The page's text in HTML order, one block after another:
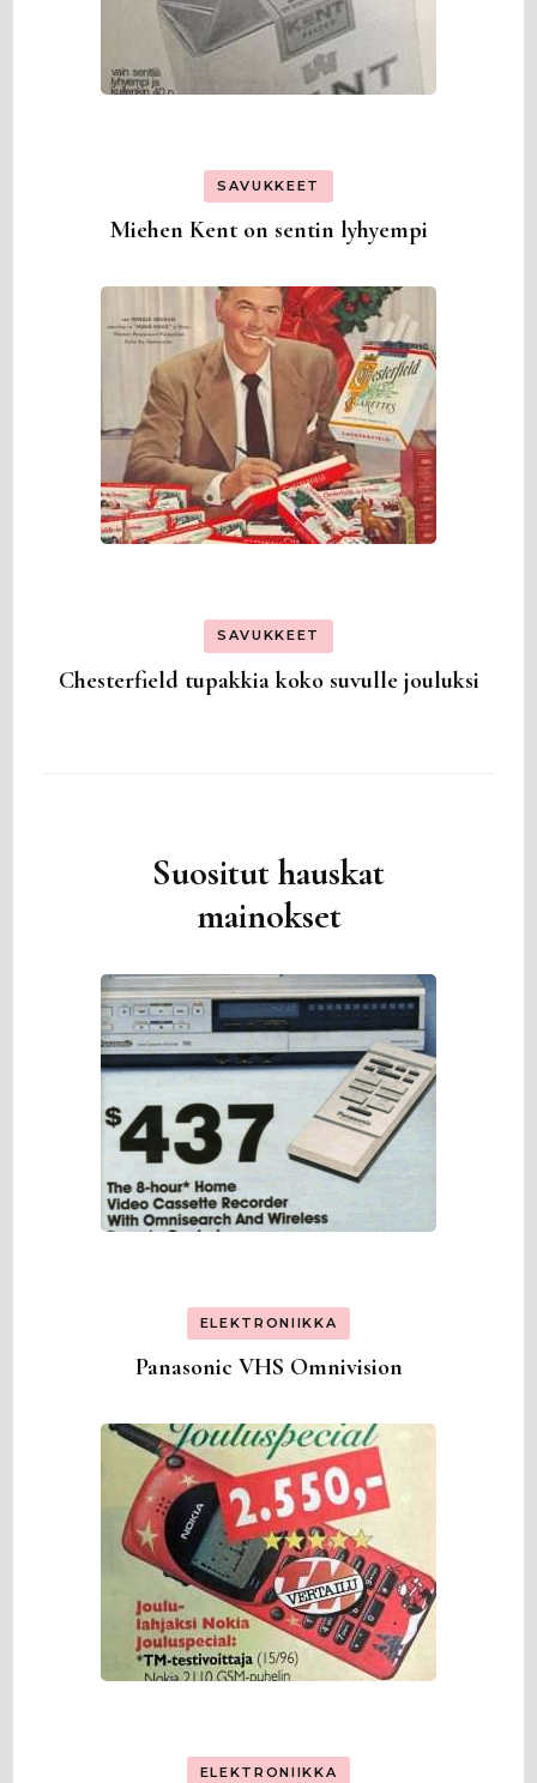
SAVUKKEET
Miehen Kent on sentin lyhyempi
SAVUKKEET
Chesterfield tupakkia koko suvulle jouluksi
Suositut hauskat
mainokset
ELEKTRONIIKKA
Panasonic VHS Omnivision
ELEKTRONIIKKA